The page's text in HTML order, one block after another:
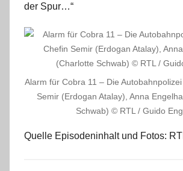
der Spur…“
Alarm für Cobra 11 – Die
Semir (Erdogan Atalay), Anna
Schwab) © RTL / Guido
Quelle Episodeninhalt und Fotos: